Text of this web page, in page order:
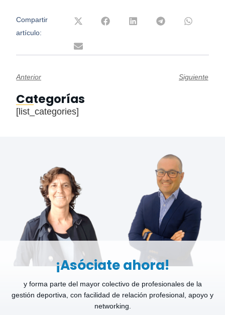
Compartir
artículo:
Anterior Siguiente
Categorías
[list_categories]
¡Asóciate ahora!
y forma parte del mayor colectivo de profesionales de la
gestión deportiva, con facilidad de relación profesional, apoyo y
networking.